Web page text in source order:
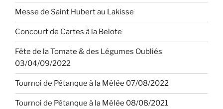
Messe de Saint Hubert au Lakisse
Concourt de Cartes à la Belote
Fête de la Tomate & des Légumes Oubliés
03/04/09/2022
Tournoi de Pétanque à la Mêlée 07/08/2022
Tournoi de Pétanque à la Mêlée 08/08/2021